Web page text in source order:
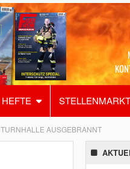
HEFTE STELLENMARKT
AUSGEBRANNT